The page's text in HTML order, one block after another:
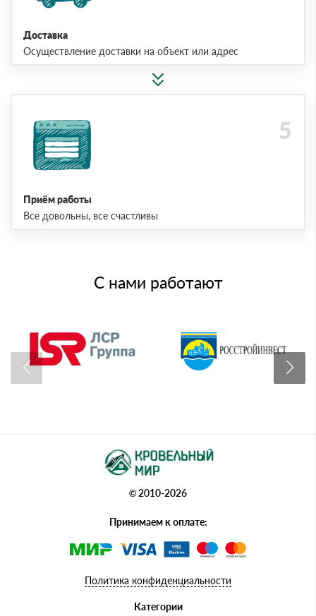
Доставка
Осуществление доставки на объект или адрес
Приём работы
Все довольны, все счастливы
С нами работают
© 2010-2026
Принимаем к оплате:
Политика конфиденциальности
Категории